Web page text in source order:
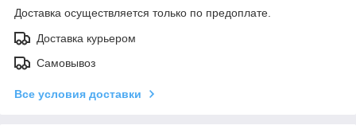
Доставка осуществляется только по предоплате.
Доставка курьером
Самовывоз
Все условия доставки